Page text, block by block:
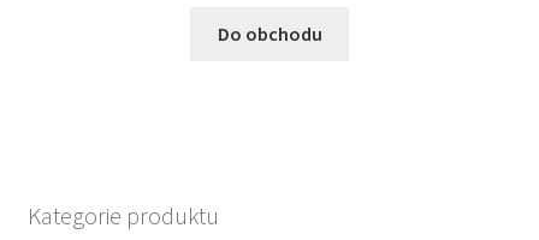
Do obchodu
Kategorie produktu